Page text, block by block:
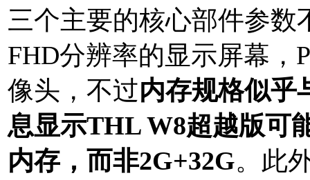
三个主要的核心部件参数
FHD分辨率的显示屏幕，
像头，不过内存规格似乎
息显示THL W8超越版可
内存，而非2G+32G。此